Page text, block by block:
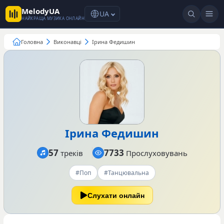
MelodyUA
НАЙКРАЩА МУЗИКА ОНЛАЙН UA
Головна Виконавці Ірина Федишин
Ірина Федишин
#Поп #Танцювальна
57треків 7733 Прослуховувань
Слухати онлайн